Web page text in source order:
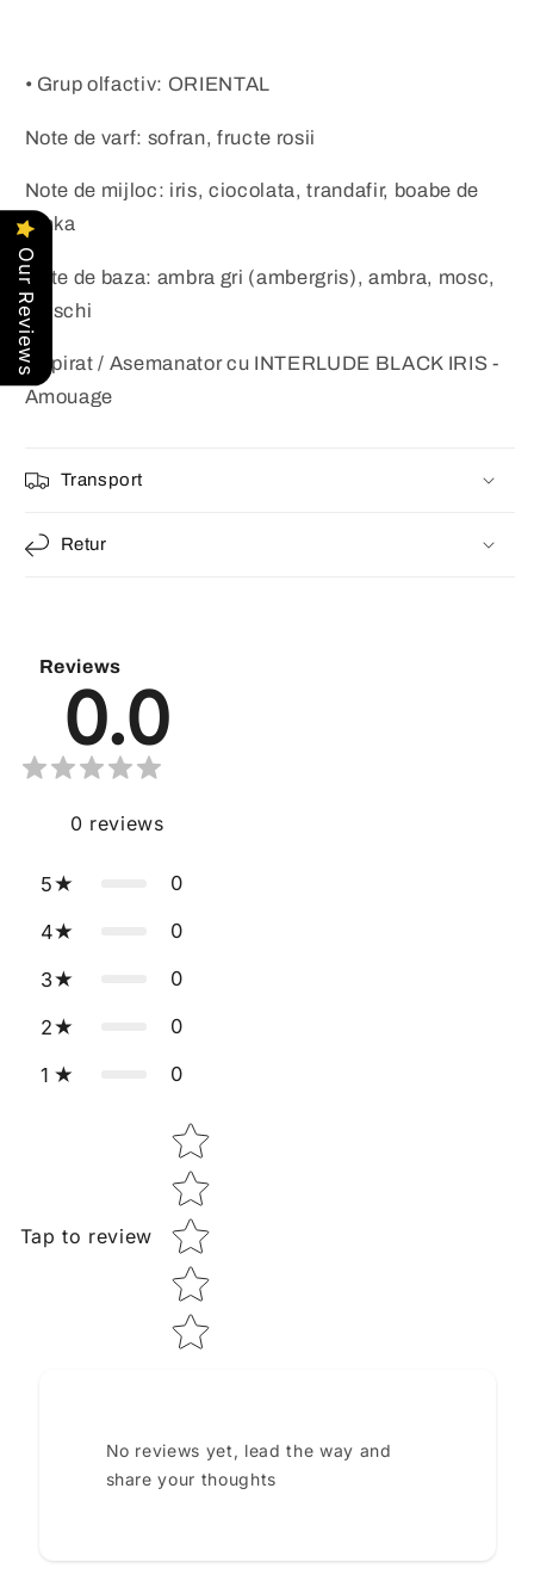
• Grup olfactiv: ORIENTAL
Note de varf: sofran, fructe rosii
Note de mijloc: iris, ciocolata, trandafir, boabe de
tonka
Note de baza: ambra gri (ambergris), ambra, mosc,
muschi
Inspirat / Asemanator cu INTERLUDE BLACK IRIS -
Amouage
Transport
Retur
Reviews
0.0
0 reviews
5 0
4 0
3 0
2 0
1 0
Tap to review
Star rating
No reviews yet, lead the way and
share your thoughts
Our Reviews